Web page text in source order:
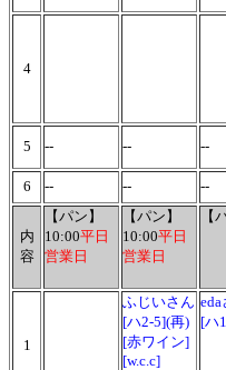
4
5 -- -- --
6 -- -- --
内
容
【パン】
10:00平日
営業日
【パン】
10:00平日
営業日
【
1
ふじいさん
[ハ2-5](再)
[赤ワイン]
[w.c.c]
[ハ